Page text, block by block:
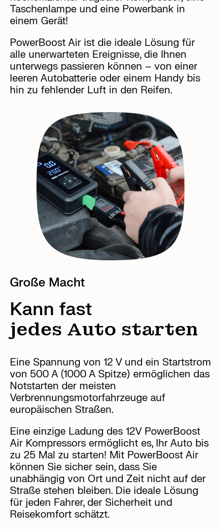
Taschenlampe und eine Powerbank in
einem Gerät!
PowerBoost Air ist die ideale Lösung für
alle unerwarteten Ereignisse, die Ihnen
unterwegs passieren können – von einer
leeren Autobatterie oder einem Handy bis
hin zu fehlender Luft in den Reifen.
Große Macht
Kann fast
jedes Auto starten
Eine Spannung von 12 V und ein Startstrom
von 500 A (1000 A Spitze) ermöglichen das
Notstarten der meisten
Verbrennungsmotorfahrzeuge auf
europäischen Straßen.
Eine einzige Ladung des 12V PowerBoost
Air Kompressors ermöglicht es, Ihr Auto bis
zu 25 Mal zu starten! Mit PowerBoost Air
können Sie sicher sein, dass Sie
unabhängig von Ort und Zeit nicht auf der
Straße stehen bleiben. Die ideale Lösung
für jeden Fahrer, der Sicherheit und
Reisekomfort schätzt.